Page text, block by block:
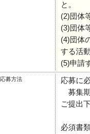
と。
(2)団体
(3)団体
(4)団体
する活
(5)申請
応募方法
応募に
募集期
ご提出
必須書